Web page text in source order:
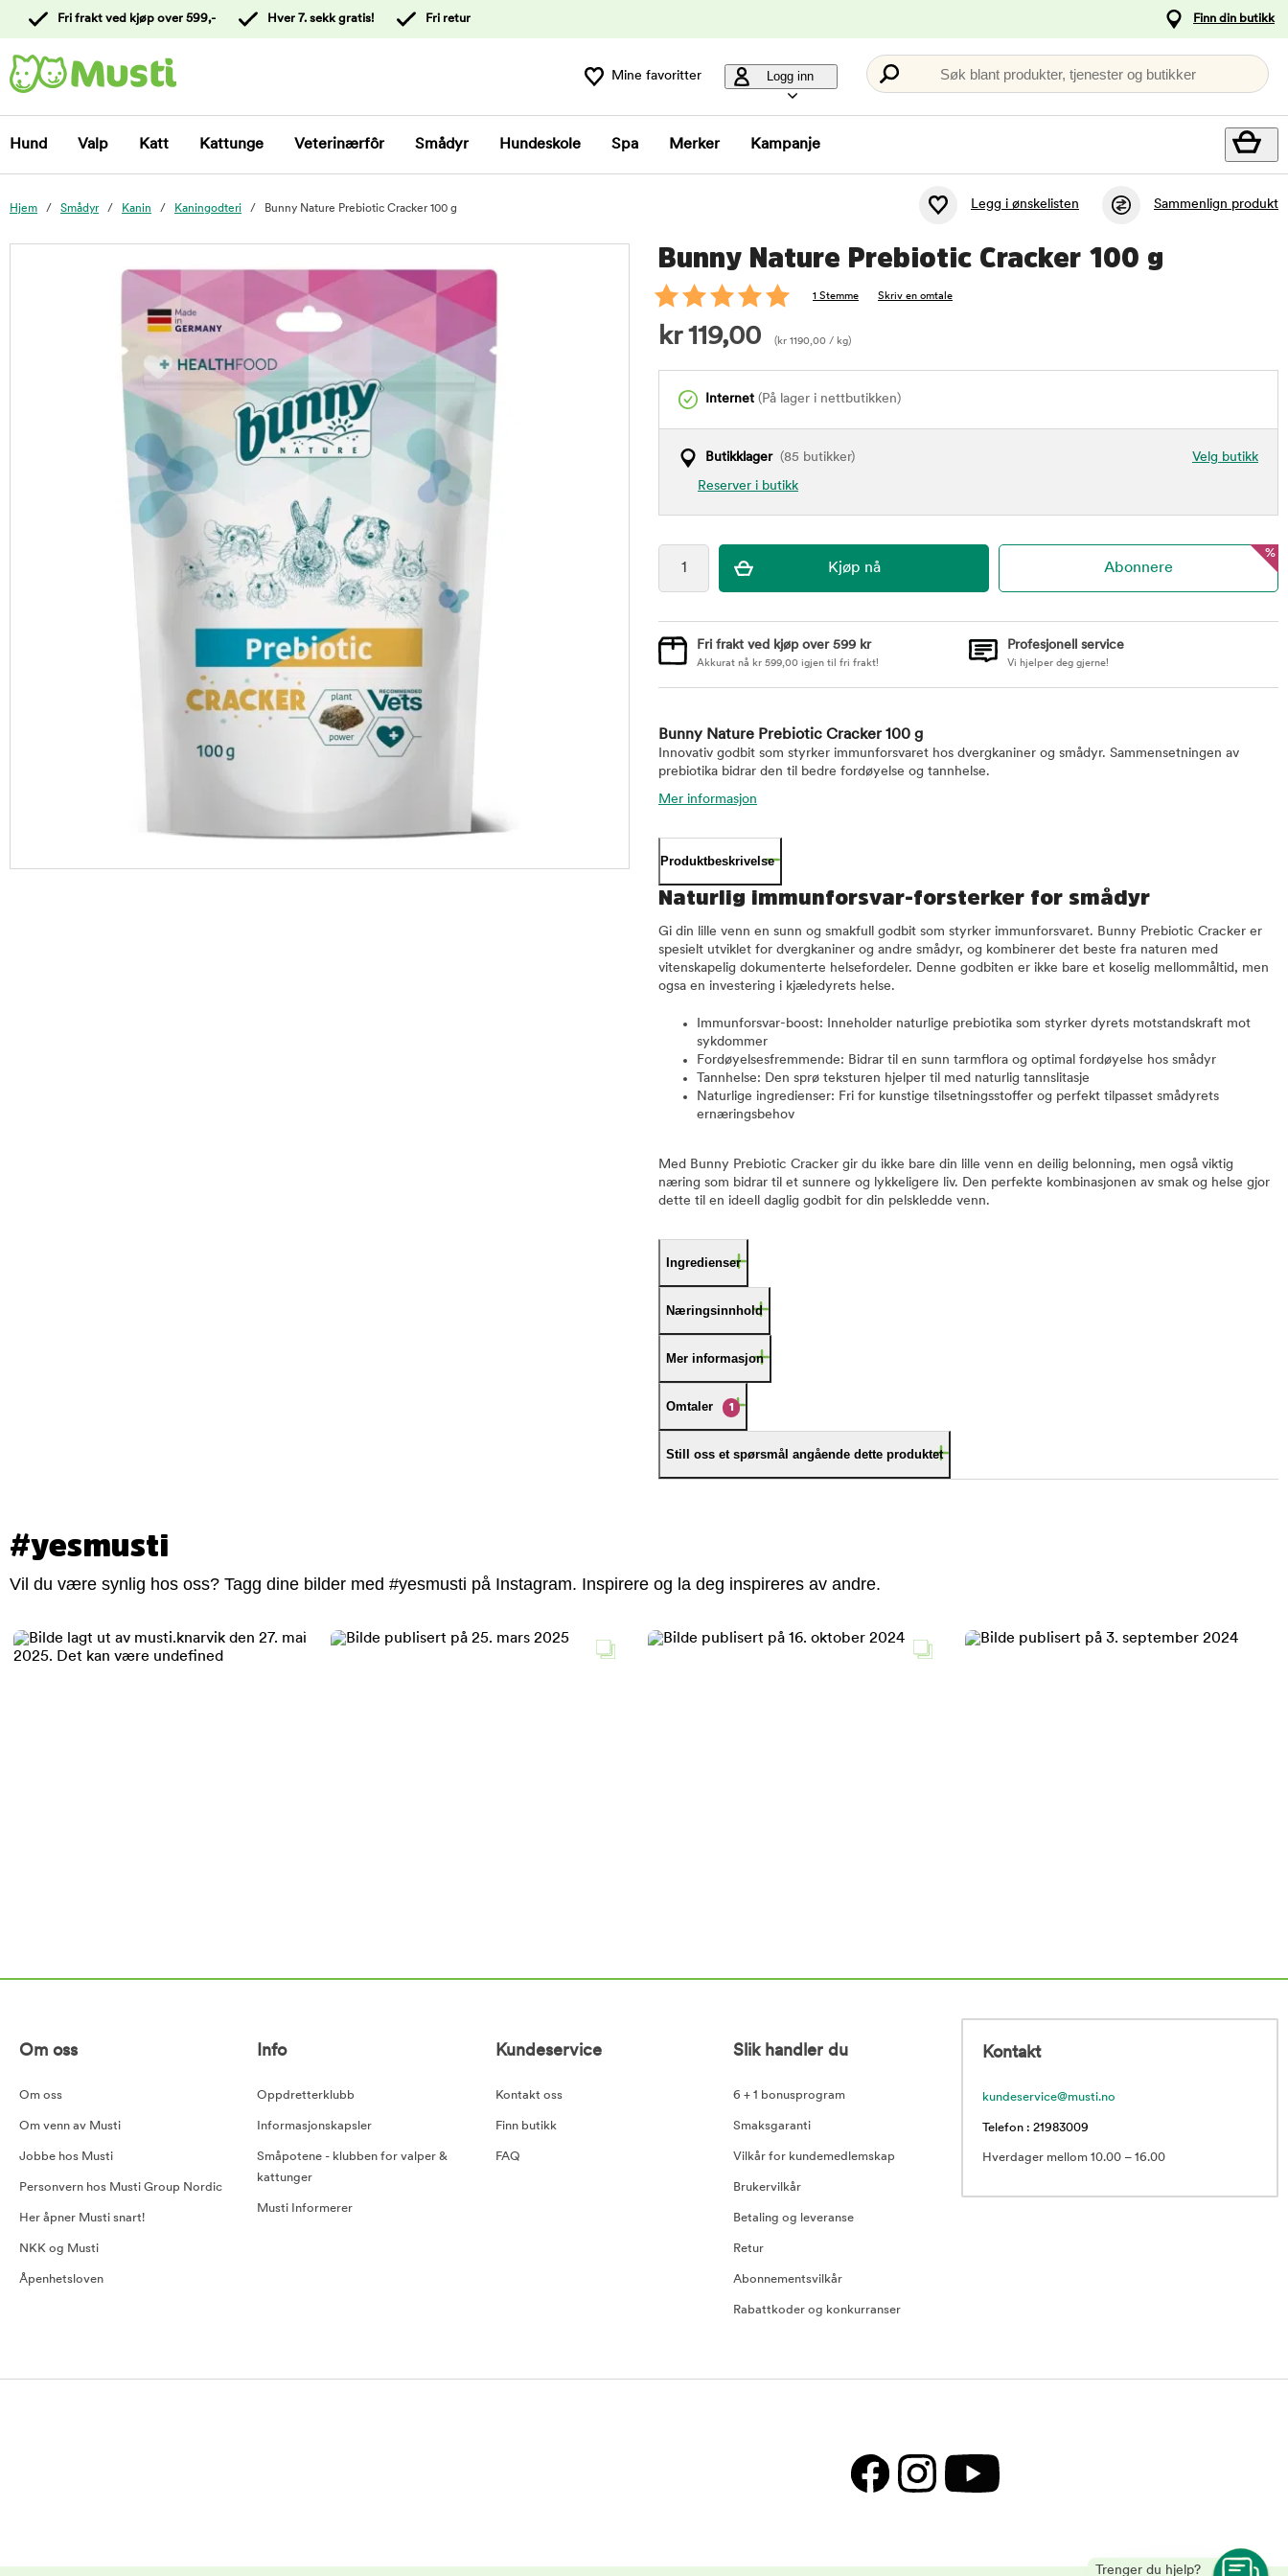
kundeservice
Fri frakt ved kjøp over 599,- Hver 7. sekk gratis! Fri retur Finn din butikk
Mine favoritter Logg inn Søk blant produkter, tjenester og butikker
Hund Valp Katt Kattunge Veterinærfôr Smådyr Hundeskole Spa Merker Kampanje
Hjem Smådyr Kanin Kaningodteri Bunny Nature Prebiotic Cracker 100 g Legg i ønskelisten Sammenlign produkt
Bunny Nature Prebiotic Cracker 100 g
1 Stemme Skriv en omtale
kr119,00 ( kr 1190,00 / kg)
Internet (På lager i nettbutikken)
Velg butikk
Butikklager(85 butikker)
Reserver i butikk
%
Fri frakt ved kjøp over 599 kr
Akkurat nå kr 599,00 igjen til fri frakt!
Profesjonell service
Vi hjelper deg gjerne!
Bunny Nature Prebiotic Cracker 100 g
Innovativ godbit som styrker immunforsvaret hos dvergkaniner og smådyr. Sammensetningen av
prebiotika bidrar den til bedre fordøyelse og tannhelse.
Mer informasjon
Produktbeskrivelse
Naturlig immunforsvar-forsterker for smådyr
Gi din lille venn en sunn og smakfull godbit som styrker immunforsvaret. Bunny Prebiotic Cracker er
spesielt utviklet for dvergkaniner og andre smådyr, og kombinerer det beste fra naturen med
vitenskapelig dokumenterte helsefordeler. Denne godbiten er ikke bare et koselig mellommåltid, men
ogsa en investering i kjæledyrets helse.
Immunforsvar-boost: Inneholder naturlige prebiotika som styrker dyrets motstandskraft mot
sykdommer
Fordøyelsesfremmende: Bidrar til en sunn tarmflora og optimal fordøyelse hos smådyr
Tannhelse: Den sprø teksturen hjelper til med naturlig tannslitasje
Naturlige ingredienser: Fri for kunstige tilsetningsstoffer og perfekt tilpasset smådyrets
ernæringsbehov
Med Bunny Prebiotic Cracker gir du ikke bare din lille venn en deilig belonning, men også viktig
næring som bidrar til et sunnere og lykkeligere liv. Den perfekte kombinasjonen av smak og helse gjor
dette til en ideell daglig godbit for din pelskledde venn.
Ingredienser
Næringsinnhold
Mer informasjon
Omtaler 1
Still oss et spørsmål angående dette produktet
#yesmusti
Vil du være synlig hos oss? Tagg dine bilder med #yesmusti på Instagram. Inspirere og la deg inspireres av andre.
Trenger du hjelp?
Om oss
Om oss
Om venn av Musti
Jobbe hos Musti
Personvern hos Musti Group Nordic
Her åpner Musti snart!
NKK og Musti
Åpenhetsloven
Info
Oppdretterklubb
Informasjonskapsler
Småpotene - klubben for valper &
kattunger
Musti Informerer
Kundeservice
Kontakt oss
Finn butikk
FAQ
Slik handler du
6 + 1 bonusprogram
Smaksgaranti
Vilkår for kundemedlemskap
Brukervilkår
Betaling og leveranse
Retur
Abonnementsvilkår
Rabattkoder og konkurranser
Kontakt
kundeservice@musti.no
Telefon : 21983009
Hverdager mellom 10.00 – 16.00